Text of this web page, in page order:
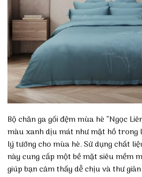
Bộ chăn ga gối đệm mùa hè “Ngọc
màu xanh dịu mát như mặt hồ trong
lý tưởng cho mùa hè. Sử dụng chất
này cung cấp một bề mặt siêu mềm
giúp bạn cảm thấy dễ chịu và thư